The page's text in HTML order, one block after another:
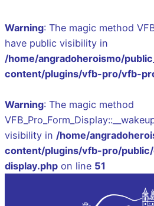
Warning: The magic method
have public visibility in
/home/angradoheroismo/
content/plugins/vfb-pro/vfb-
Warning: The magic method
visibility in /home/
content/plugins/vfb-pro/
display.php on line 51